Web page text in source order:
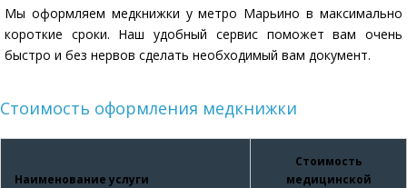
Мы оформляем медкнижки у метро Марьино в максимально
короткие сроки. Наш удобный сервис поможет вам очень
быстро и без нервов сделать необходимый вам документ.
Стоимость оформления медкнижки
Наименование услуги
Стоимость
медицинской